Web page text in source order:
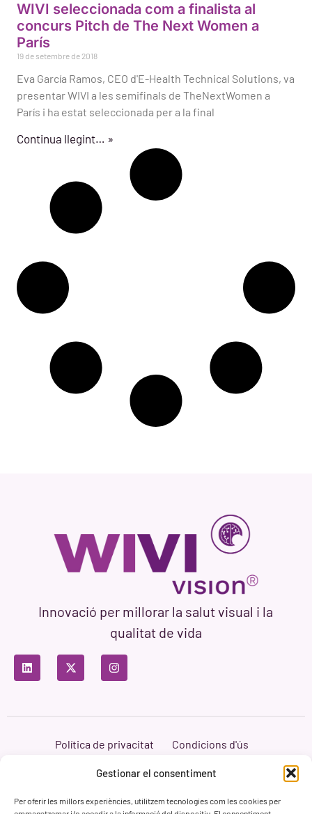
Gestionar el consentiment
Per oferir les millors experiències, utilitzem tecnologies com les cookies per
WIVI seleccionada com a finalista al
concurs Pitch de The Next Women a
París
19 de setembre de 2018
Eva García Ramos, CEO d'E-Health Technical Solutions, va
presentar WIVI a les semifinals de TheNextWomen a
París i ha estat seleccionada per a la final
Continua llegint… »
Innovació per millorar la salut visual i la
qualitat de vida
Política de privacitat
Condicions d'ús
Branding i Web ASH Proyectos Creativos